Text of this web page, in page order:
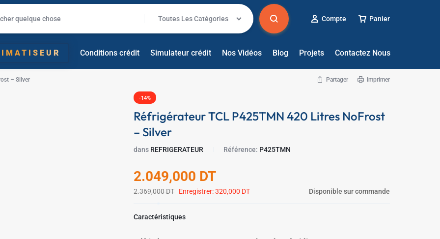
Toutes Les Catégories Compte Panier
Conditions crédit Simulateur crédit Nos Vidéos Blog Projets Contactez Nous
– Silver Partager Imprimer
-14%
Réfrigérateur TCL P425TMN 420 Litres NoFrost
– Silver
dans REFRIGERATEUR Référence: P425TMN
2.049,000 DT
2.369,000DT Enregistrer:320,000 DT Disponible sur commande
Caractéristiques